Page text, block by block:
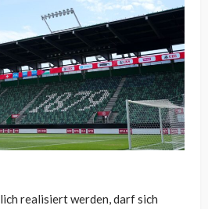
realisiert werden, darf sich